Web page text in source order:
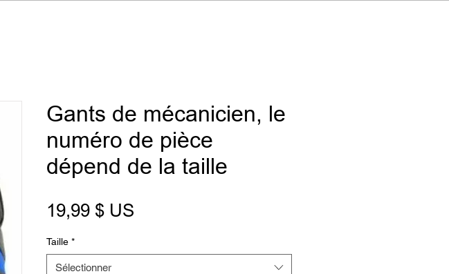
Gants de mécanicien, le
numéro de pièce
dépend de la taille
19,99 $ US
Taille *
Sélectionner